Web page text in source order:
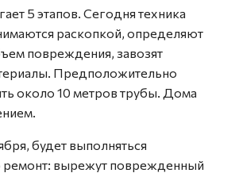
5 этапов. Сегодня техника
раскопкой, определяют
повреждения, завозят
Предположительно
около 10 метров трубы. Дома
будет выполняться
ремонт: вырежут поврежденный